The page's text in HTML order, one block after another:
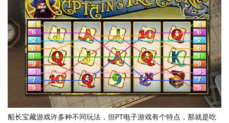
船长宝藏游戏许多种不同玩法，但PT电子游戏有个特点，那就是吃